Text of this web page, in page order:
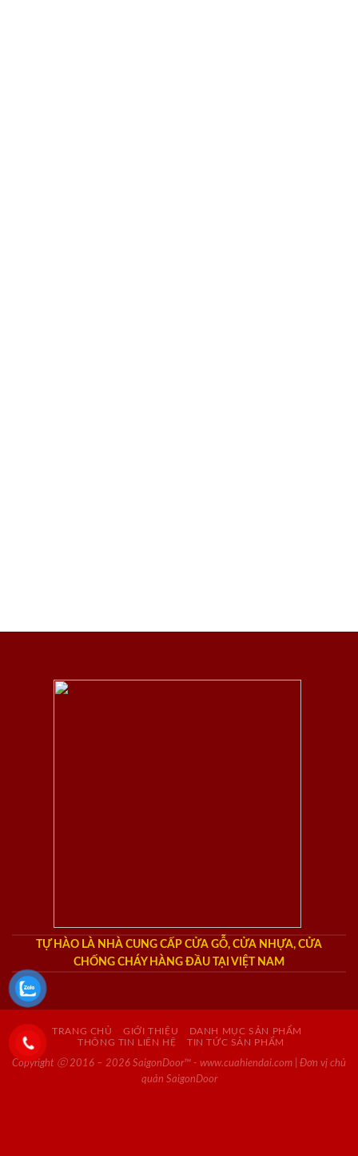
TỰ HÀO LÀ NHÀ CUNG CẤP CỬA GỖ, CỬA NHỰA, CỬA
CHỐNG CHÁY HÀNG ĐẦU TẠI VIỆT NAM
TRANG CHỦ GIỚI THIỆU
DANH MỤC SẢN PHẨM
THÔNG TIN LIÊN HỆ
TIN TỨC SẢN PHẨM
Copyright ⓒ 2016 – 2026 SaigonDoor™ - www.cuahiendai.com | Đơn vị chủ
quản SaigonDoor